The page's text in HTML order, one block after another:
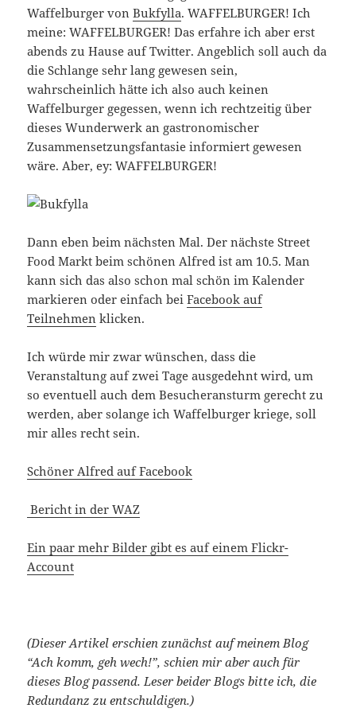
Waffelburger vonBukfylla. WAFFELBURGER! Ich
meine: WAFFELBURGER! Das erfahre ich aber erst
abends zu Hause auf Twitter. Angeblich soll auch da
die Schlange sehr lang gewesen sein,
wahrscheinlich hätte ich also auch keinen
Waffelburger gegessen, wenn ich rechtzeitig über
dieses Wunderwerk an gastronomischer
Zusammensetzungsfantasie informiert gewesen
wäre. Aber, ey: WAFFELBURGER!
Dann eben beim nächsten Mal. Der nächste Street
Food Markt beim schönen Alfred ist am 10.5. Man
kann sich das also schon mal schön im Kalender
markieren oder einfach beiFacebook auf
Teilnehmen klicken.
Ich würde mir zwar wünschen, dass die
Veranstaltung auf zwei Tage ausgedehnt wird, um
so eventuell auch dem Besucheransturm gerecht zu
werden, aber solange ich Waffelburger kriege, soll
mir alles recht sein.
Schöner Alfred auf Facebook
Bericht in der WAZ
Ein paar mehr Bilder gibt es auf einem Flickr-
Account
(Dieser Artikel erschien zunächst auf meinem Blog
“Ach komm, geh wech!”, schien mir aber auch für
dieses Blog passend. Leser beider Blogs bitte ich, die
Redundanz zu entschuldigen.)